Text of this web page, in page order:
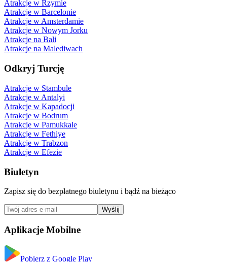
Atrakcje w Rzymie
Atrakcje w Barcelonie
Atrakcje w Amsterdamie
Atrakcje w Nowym Jorku
Atrakcje na Bali
Atrakcje na Malediwach
Odkryj Turcję
Atrakcje w Stambule
Atrakcje w Antalyi
Atrakcje w Kapadocji
Atrakcje w Bodrum
Atrakcje w Pamukkale
Atrakcje w Fethiye
Atrakcje w Trabzon
Atrakcje w Efezie
Biuletyn
Zapisz się do bezpłatnego biuletynu i bądź na bieżąco
Wyślij
Aplikacje Mobilne
Pobierz z Google Play